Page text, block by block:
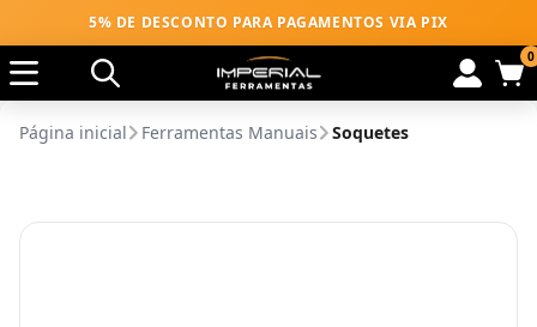
5% DE DESCONTO PARA PAGAMENTOS VIA PIX
0
Página inicial Ferramentas Manuais Soquetes